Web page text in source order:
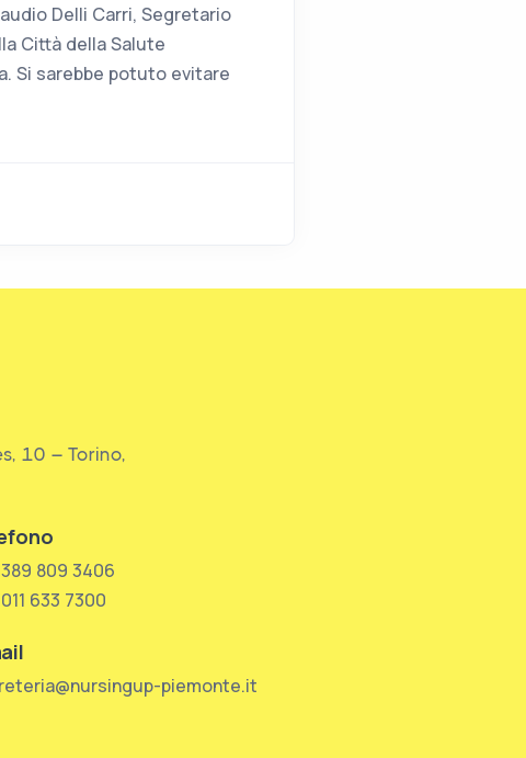
Delli Carri, Segretario
Città della Salute
Si sarebbe potuto evitare
10 – Torino,
809 3406
633 7300
piemonte.it